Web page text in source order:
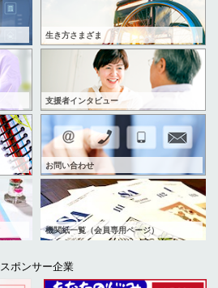
生き方さまざま
支援者インタビュー
お問い合わせ
機関紙一覧（会員専用ページ）
スポンサー企業